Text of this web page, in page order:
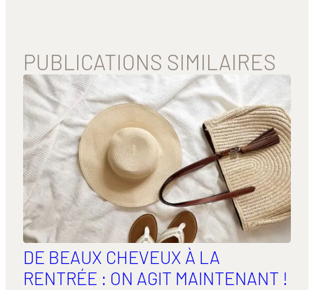
PUBLICATIONS SIMILAIRES
DE BEAUX CHEVEUX À LA
RENTRÉE : ON AGIT MAINTENANT !